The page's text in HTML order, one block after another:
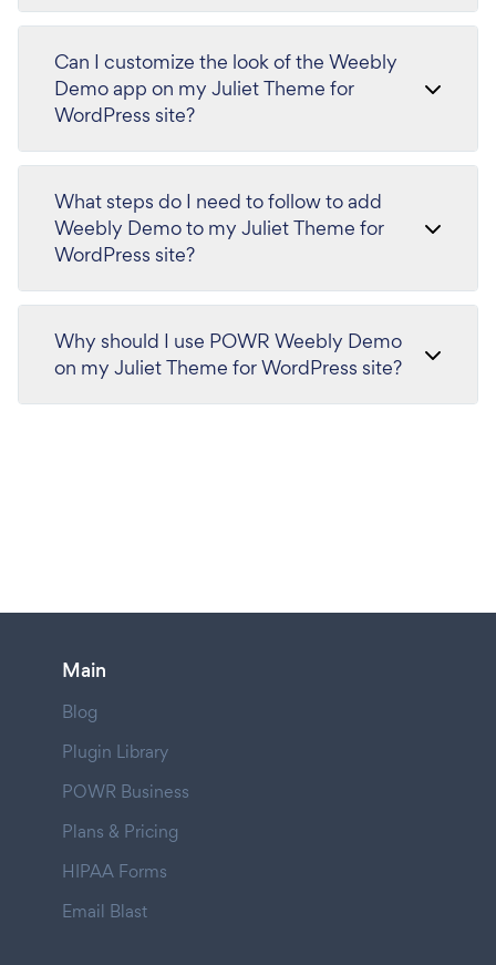
Can I customize the look of the Weebly
Demo app on my Juliet Theme for
WordPress site?
What steps do I need to follow to add
Weebly Demo to my Juliet Theme for
WordPress site?
Why should I use POWR Weebly Demo
on my Juliet Theme for WordPress site?
Main
Blog
Plugin Library
POWR Business
Plans & Pricing
HIPAA Forms
Email Blast